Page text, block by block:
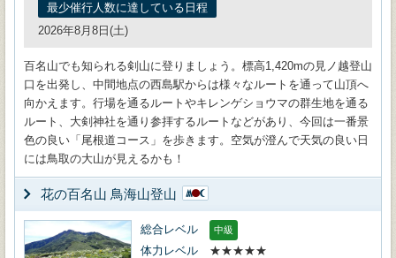
最少催行人数に達している日程
2026年8月8日(土)
百名山でも知られる剣山に登りましょう。標高1,420mの見ノ越登山
口を出発し、中間地点の西島駅からは様々なルートを通って山頂へ
向かえます。行場を通るルートやキレンゲショウマの群生地を通る
ルート、大剣神社を通り参拝するルートなどがあり、今回は一番景
色の良い「尾根道コース」を歩きます。空気が澄んで天気の良い日
には鳥取の大山が見えるかも！
花の百名山 鳥海山登山
総合レベル 中級
体力レベル
★★★★★